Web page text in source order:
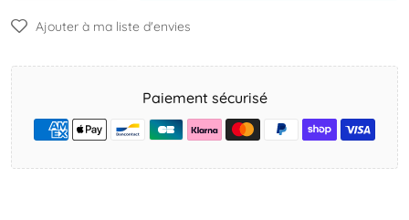
Ajouter à ma liste d'envies
Paiement sécurisé